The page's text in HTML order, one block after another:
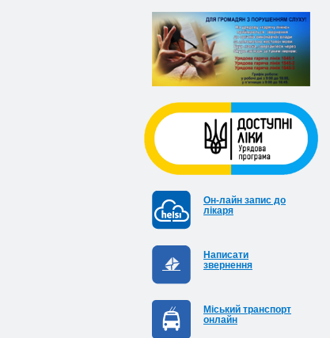
Он-лайн запис до
лікаря
Написати
звернення
Міський транспорт
онлайн